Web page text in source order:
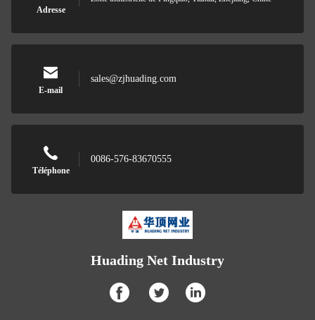
Adresse
E-mail
sales@zjhuading.com
Téléphone
0086-576-83670555
Huading Net Industry